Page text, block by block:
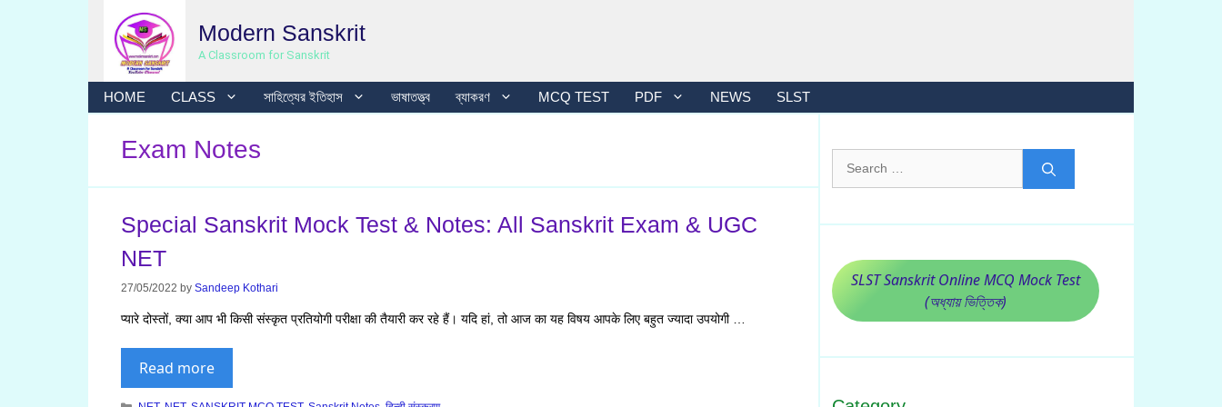
Modern Sanskrit
A Classroom for Sanskrit
HOME CLASS সাহিত্যের ইতিহাস ভাষাতত্ত্ব ব্যাকরণ MCQ TEST PDF NEWS SLST
Exam Notes
Special Sanskrit Mock Test & Notes: All Sanskrit Exam & UGC
NET
27/05/2022 by Sandeep Kothari
प्यारे दोस्तों, क्या आप भी किसी संस्कृत प्रतियोगी परीक्षा की तैयारी कर रहे हैं। यदि हां, तो आज का यह विषय आपके लिए बहुत ज्यादा उपयोगी …
Read more
for:
SLST Sanskrit Online MCQ Mock Test
(অধ্যায় ভিত্তিক)